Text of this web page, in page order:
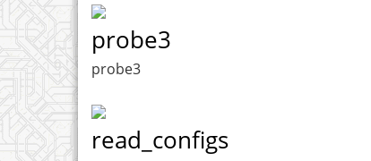
probe3
probe3
read_configs